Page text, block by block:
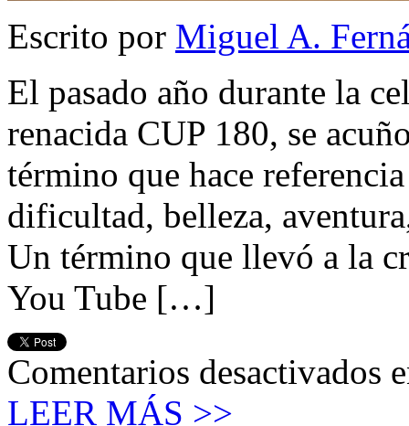
Escrito por Miguel A.
El pasado año durante la
renacida CUP 180, se
término que hace
dificultad, belleza,
Un término que llevó a la
You Tube […]
Comentarios desactivados
LEER MÁS >>